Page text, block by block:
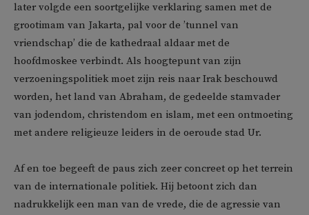
later volgde een soortgelijke verklaring samen met de
grootimam van Jakarta, pal voor de ’tunnel van
vriendschap’ die de kathedraal aldaar met de
hoofdmoskee verbindt. Als hoogtepunt van zijn
verzoeningspolitiek moet zijn reis naar Irak beschouwd
worden, het land van Abraham, de gedeelde stamvader
van jodendom, christendom en islam, met een ontmoeting
met andere religieuze leiders in de oeroude stad Ur.
Af en toe begeeft de paus zich zeer concreet op het terrein
van de internationale politiek. Hij betoont zich dan
nadrukkelijk een man van de vrede, die de agressie van